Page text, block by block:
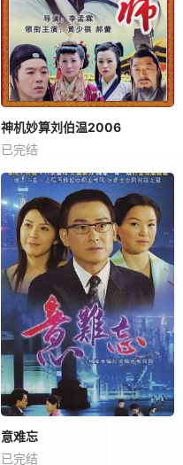
神机妙算刘伯温2006
已完结
意难忘
已完结